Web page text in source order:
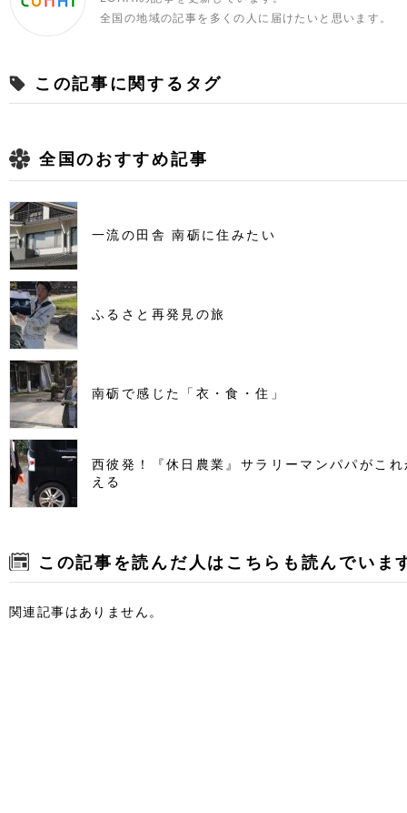
全国の地域の記事を多くの人に届けたいと思います。
この記事に関するタグ
全国のおすすめ記事
一流の田舎 南砺に住みたい
ふるさと再発見の旅
南砺で感じた「衣・食・住」
西彼発！『休日農業』サラリーマンパパがこ
える
この記事を読んだ人はこちらも読んでいま
関連記事はありません。